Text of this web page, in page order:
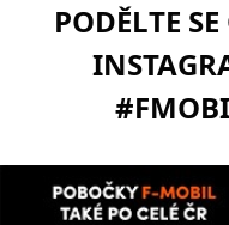
PODĚLTE